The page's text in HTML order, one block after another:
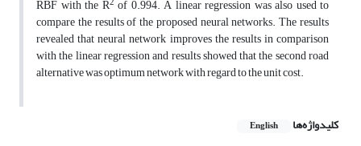
RBF with the R of 0.994. A linear regression was also used to
compare the results of the proposed neural networks. The results
revealed that neural network improves the results in comparison
with the linear regression and results showed that the second road
alternative was optimum network with regard to the unit cost.
کلیدواژه‌ها English